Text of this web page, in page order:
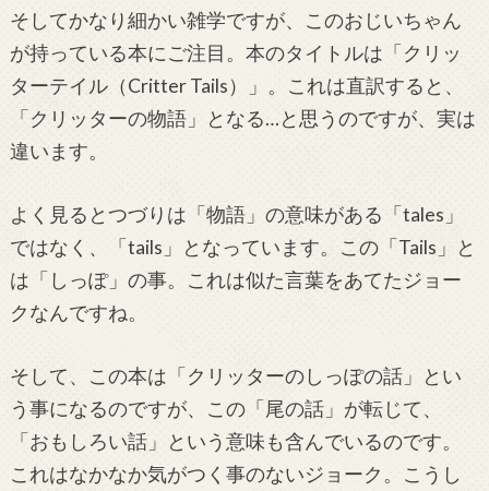
そしてかなり細かい雑学ですが、このおじいちゃん
が持っている本にご注目。本のタイトルは「クリッ
ターテイル（Critter Tails）」。これは直訳すると、
「クリッターの物語」となる…と思うのですが、実は
違います。
よく見るとつづりは「物語」の意味がある「tales」
ではなく、「tails」となっています。この「Tails」と
は「しっぽ」の事。これは似た言葉をあてたジョー
クなんですね。
そして、この本は「クリッターのしっぽの話」とい
う事になるのですが、この「尾の話」が転じて、
「おもしろい話」という意味も含んでいるのです。
これはなかなか気がつく事のないジョーク。こうし